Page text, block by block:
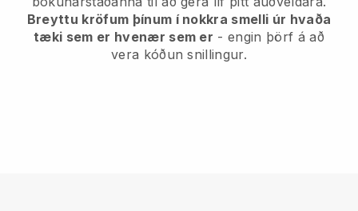
Breyttu kröfum þínum í nokkra smelli úr hvaða
tæki sem er hvenær sem er - engin þörf á að
vera kóðun snillingur.